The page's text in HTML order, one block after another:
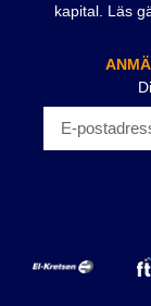
kapital. Läs